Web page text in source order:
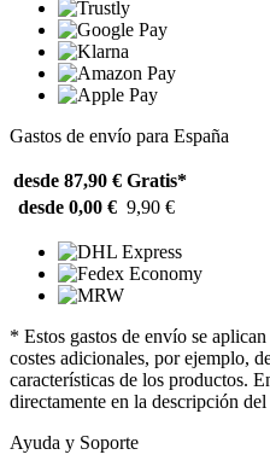
Gastos de envío para España
desde 87,90 € Gratis*
desde 0,00 € 9,90 €
* Estos gastos de envío se
costes adicionales, por ejemplo,
características de los productos.
directamente en la descripción
Ayuda y Soporte